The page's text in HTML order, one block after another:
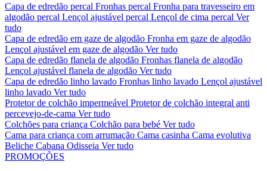
Capa de edredão percal Fronhas percal Fronha para travesseiro em
algodão percal Lençol ajustável percal Lençol de cima percal Ver
tudo
Capa de edredão em gaze de algodão Fronha em gaze de algodão
Lençol ajustável em gaze de algodão Ver tudo
Capa de edredão flanela de algodão Fronhas flanela de algodão
Lençol ajustável flanela de algodão Ver tudo
Capa de edredão linho lavado Fronhas linho lavado Lençol ajustável
linho lavado Ver tudo
Protetor de colchão impermeável Protetor de colchão integral anti
percevejo-de-cama Ver tudo
Colchões para criança Colchão para bebé Ver tudo
Cama para criança com arrumação Cama casinha Cama evolutiva
Beliche Cabana Odisseia Ver tudo
PROMOÇÕES